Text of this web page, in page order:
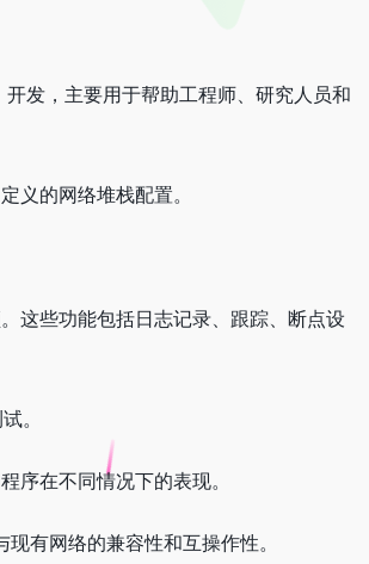
发，主要用于帮助工程师、研究人员和
义的网络堆栈配置。
这些功能包括日志记录、跟踪、断点设
。
序在不同情况下的表现。
有网络的兼容性和互操作性。